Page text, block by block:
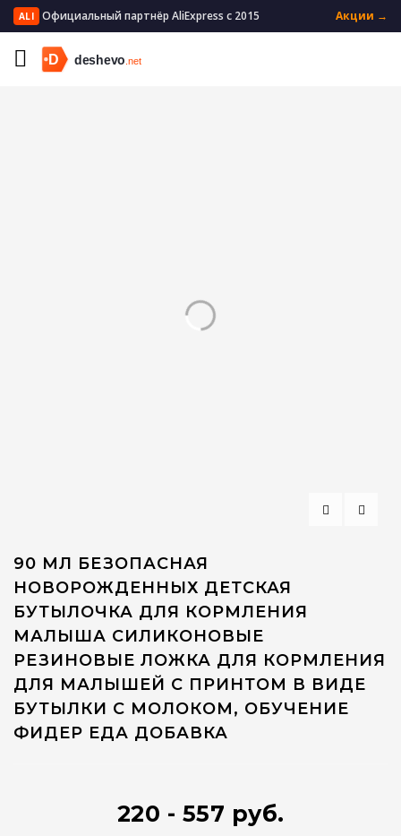
ALI Официальный партнёр AliExpress с 2015 Акции →
Главная Мать и ребенок
Кормление из бутылочки
90 МЛ БЕЗОПАСНАЯ
НОВОРОЖДЕННЫХ ДЕТСКАЯ
БУТЫЛОЧКА ДЛЯ КОРМЛЕНИЯ
МАЛЫША СИЛИКОНОВЫЕ
РЕЗИНОВЫЕ ЛОЖКА ДЛЯ КОРМЛЕНИЯ
ДЛЯ МАЛЫШЕЙ С ПРИНТОМ В ВИДЕ
БУТЫЛКИ С МОЛОКОМ, ОБУЧЕНИЕ
ФИДЕР ЕДА ДОБАВКА
220 - 557 руб.